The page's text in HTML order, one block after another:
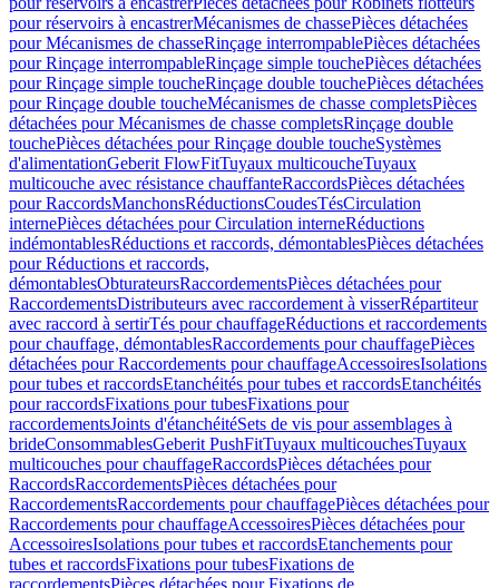
pour réservoirs à encastrerMécanismes de chassePièces détachées
pour Mécanismes de chasseRinçage interrompablePièces détachées
pour Rinçage interrompableRinçage simple touchePièces détachées
pour Rinçage simple toucheRinçage double touchePièces détachées
pour Rinçage double toucheMécanismes de chasse completsPièces
détachées pour Mécanismes de chasse completsRinçage double
touchePièces détachées pour Rinçage double toucheSystèmes
d'alimentationGeberit FlowFitTuyaux multicoucheTuyaux
multicouche avec résistance chauffanteRaccordsPièces détachées
pour RaccordsManchonsRéductionsCoudesTésCirculation
internePièces détachées pour Circulation interneRéductions
indémontablesRéductions et raccords, démontablesPièces détachées
pour Réductions et raccords,
démontablesObturateursRaccordementsPièces détachées pour
RaccordementsDistributeurs avec raccordement à visserRépartiteur
avec raccord à sertirTés pour chauffageRéductions et raccordements
pour chauffage, démontablesRaccordements pour chauffagePièces
détachées pour Raccordements pour chauffageAccessoiresIsolations
pour tubes et raccordsEtanchéités pour tubes et raccordsEtanchéités
pour raccordsFixations pour tubesFixations pour
raccordementsJoints d'étanchéitéSets de vis pour assemblages à
brideConsommablesGeberit PushFitTuyaux multicouchesTuyaux
multicouches pour chauffageRaccordsPièces détachées pour
RaccordsRaccordementsPièces détachées pour
RaccordementsRaccordements pour chauffagePièces détachées pour
Raccordements pour chauffageAccessoiresPièces détachées pour
AccessoiresIsolations pour tubes et raccordsEtanchements pour
tubes et raccordsFixations pour tubesFixations de
raccordementsPièces détachées pour Fixations de